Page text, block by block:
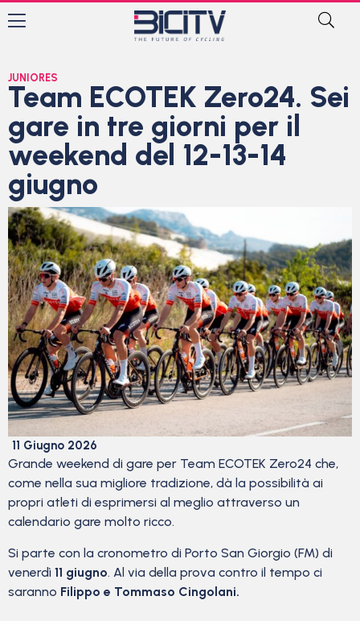
JUNIORES
Team ECOTEK Zero24. Sei
gare in tre giorni per il
weekend del 12-13-14
giugno
11 Giugno 2026
Grande weekend di gare per Team ECOTEK Zero24 che,
come nella sua migliore tradizione, dà la possibilità ai
propri atleti di esprimersi al meglio attraverso un
calendario gare molto ricco.
Si parte con la cronometro di Porto San Giorgio (FM) di
venerdì 11 giugno. Al via della prova contro il tempo ci
saranno Filippo e Tommaso Cingolani.